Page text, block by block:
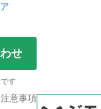
せ
す
注意事項